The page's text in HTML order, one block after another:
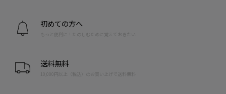
初めての方へ
もっと便利に！たのしむために覚えておきたい
送料無料
10,000円以上（税込）のお買い上げで送料無料